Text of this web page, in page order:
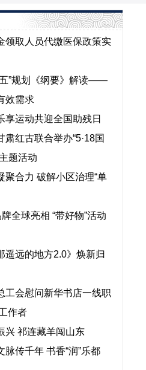
领取人员代缴医保政策实
”规划《纲要》解读——
效需求
享运动共迎全国助残日
肃红古联合举办“5·18国
题活动
聚合力 破解小区治理“单
牌全球亮相 “带好物”活动
遥远的地方2.0》焕新归
工会慰问新华书店一线职
作者
兴 祁连藏羊闯山东
脉传千年 书香“润”乐都